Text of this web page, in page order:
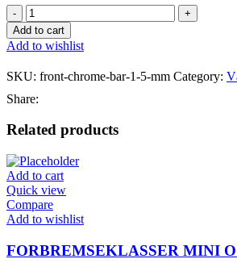
FRONT
KROMSTANG
1,5
MM
quantity
Add to cart
Add to wishlist
SKU: front-chrome-bar-1-5-mm Category:
Share:
Related products
Add to cart
Quick view
Compare
Add to wishlist
FORBREMSEKLASSER MINI